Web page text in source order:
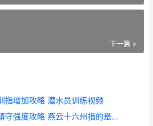
下一篇 »
指增加攻略 潜水员训练视频
燕云十六声新镇守强度攻略 燕云十六州指的是什么地方